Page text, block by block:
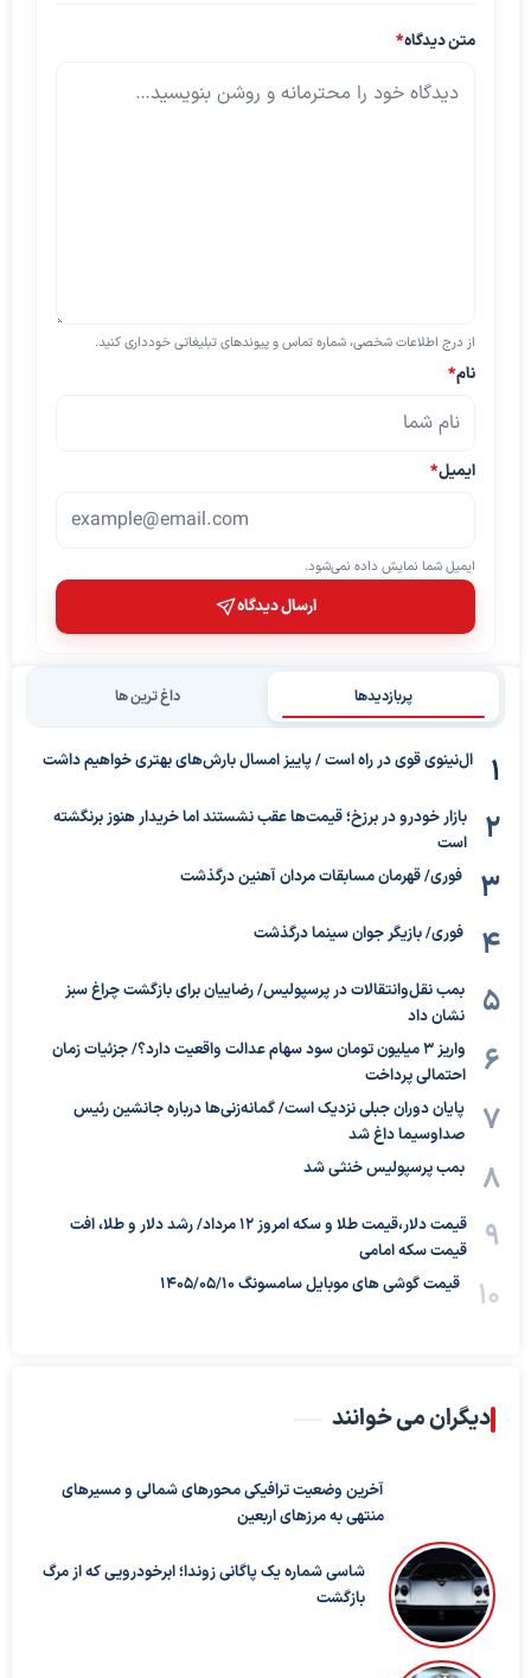
متن دیدگاه*
از درج اطلاعات شخصی، شماره تماس و پیوندهای تبلیغاتی خودداری کنید.
نام*
ایمیل*
ایمیل شما نمایش داده نمی‌شود.
ارسال دیدگاه
پربازدیدها داغ ترین ها
ال‌نینوی قوی در راه است / پاییز امسال بارش‌های بهتری خواهیم داشت
بازار خودرو در برزخ؛ قیمت‌ها عقب نشستند اما خریدار هنوز برنگشته
است
فوری/ قهرمان مسابقات مردان آهنین درگذشت
فوری/ بازیگر جوان سینما درگذشت
بمب نقل‌وانتقالات در پرسپولیس/ رضاییان برای بازگشت چراغ سبز
نشان داد
واریز ۳ میلیون تومان سود سهام عدالت واقعیت دارد؟/ جزئیات زمان
احتمالی پرداخت
پایان دوران جبلی نزدیک است/ گمانه‌زنی‌ها درباره جانشین رئیس
صداوسیما داغ شد
بمب پرسپولیس خنثی شد
قیمت دلار،قیمت طلا و سکه امروز ۱۲ مرداد/ رشد دلار و طلا، افت
قیمت سکه امامی
قیمت گوشی های موبایل سامسونگ 1405/05/10
دیگران می خوانند
آخرین وضعیت ترافیکی محورهای شمالی و مسیرهای
منتهی به مرزهای اربعین
شاسی شماره یک پاگانی زوندا؛ ابرخودرویی که از مرگ
بازگشت